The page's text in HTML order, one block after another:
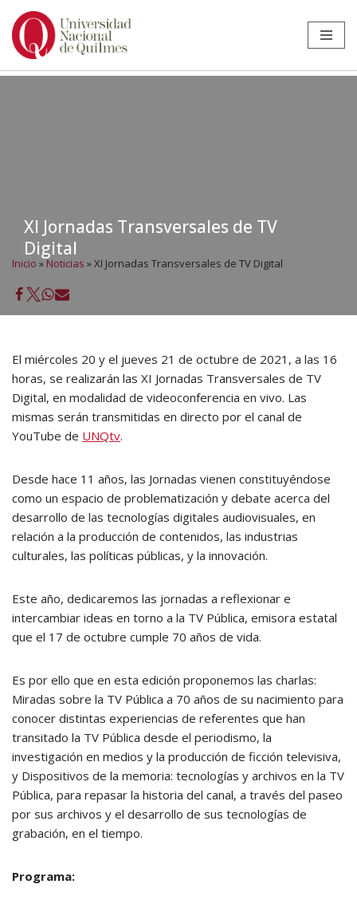
Ir
XI Jornadas Transversales de TV
Digital
Inicio »Noticias »XI Jornadas Transversales de TV Digital
El miércoles 20 y el jueves 21 de octubre de 2021, a las 16
horas, se realizarán las XI Jornadas Transversales de TV
Digital, en modalidad de videoconferencia en vivo. Las
mismas serán transmitidas en directo por el canal de
YouTube de UNQtv.
Desde hace 11 años, las Jornadas vienen constituyéndose
como un espacio de problematización y debate acerca del
desarrollo de las tecnologías digitales audiovisuales, en
relación a la producción de contenidos, las industrias
culturales, las políticas públicas, y la innovación.
Este año, dedicaremos las jornadas a reflexionar e
intercambiar ideas en torno a la TV Pública, emisora estatal
que el 17 de octubre cumple 70 años de vida.
Es por ello que en esta edición proponemos las charlas:
Miradas sobre la TV Pública a 70 años de su nacimiento para
conocer distintas experiencias de referentes que han
transitado la TV Pública desde el periodismo, la
investigación en medios y la producción de ficción televisiva,
y Dispositivos de la memoria: tecnologías y archivos en la TV
Pública, para repasar la historia del canal, a través del paseo
por sus archivos y el desarrollo de sus tecnologías de
grabación, en el tiempo.
Programa: